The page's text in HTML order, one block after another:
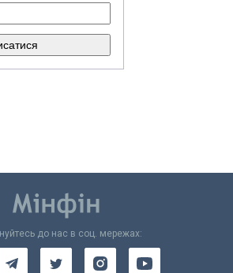
до нас в соц. мережах: